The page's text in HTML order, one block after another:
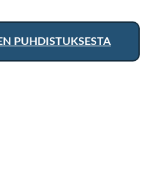
PUHDISTUKSESTA